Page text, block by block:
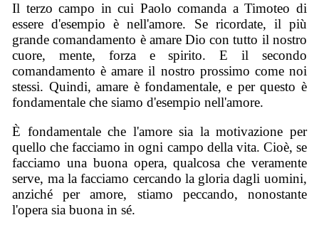
Il terzo campo in cui Paolo comanda a Timoteo di
essere d'esempio è nell'amore. Se ricordate, il più
grande comandamento è amare Dio con tutto il nostro
cuore, mente, forza e spirito. E il secondo
comandamento è amare il nostro prossimo come noi
stessi. Quindi, amare è fondamentale, e per questo è
fondamentale che siamo d'esempio nell'amore.
È fondamentale che l'amore sia la motivazione per
quello che facciamo in ogni campo della vita. Cioè, se
facciamo una buona opera, qualcosa che veramente
serve, ma la facciamo cercando la gloria dagli uomini,
anziché per amore, stiamo peccando, nonostante
l'opera sia buona in sé.